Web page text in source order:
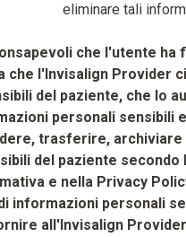
eliminare tali
che l'utente
che l'Invisalign Provider
del paziente, che lo
personali sensibili
trasferire,
del paziente
e nella Privacy
informazioni personali
all'Invisalign